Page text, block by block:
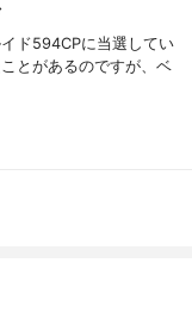
ド594CPに当選してい
とがあるのですが、ベ